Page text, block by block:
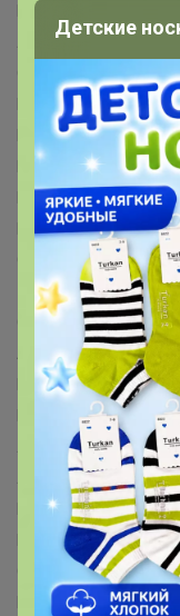
Paw Patrol™
Лесная мастерская™
Синий трактор™
Издательский дом
Издательский дом
Комильфо™
Издательская группа
Мой выбор™
Greengo™
ЭТЕЛЬ™
Экономь и Я™
Страна Карнавалия™
Альтернатива™
BIC™
ArtFox™
MARVEL™
LANCER™
Лесная мастерская™
ЛАС ИГРАС™
Крошка Я™
Дарите
Mum&Baby™
Соломон™
Like me™
Весёлые липучки™
Детские